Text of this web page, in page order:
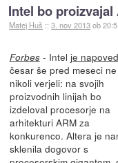
Intel bo
Matej Huš ::3. nov 2013ob
Forbes- Intel je
česar še pred meseci
nikoli verjeli: na svojih
proizvodnih linijah bo
izdeloval procesorje na
arhitekturi ARM za
konkurenco. Altera je
sklenila dogovor s